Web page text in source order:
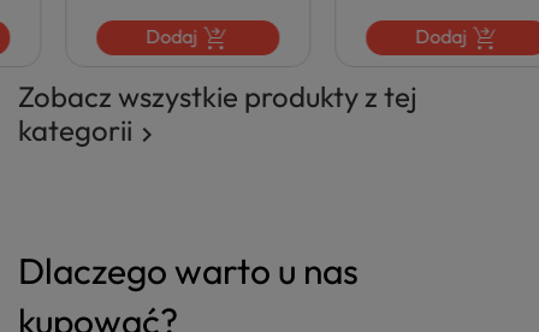
Dodaj Dodaj
Zobacz wszystkie produkty z tej
kategorii 
Dlaczego warto u nas
kupować?